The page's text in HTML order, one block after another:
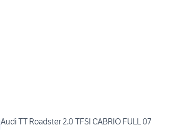
Audi TT Roadster 2.0 TFSI CABRIO FULL 07